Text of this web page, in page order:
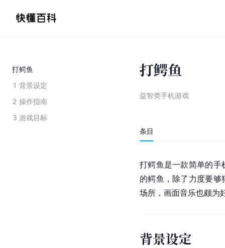
打鳄鱼
1 背景设定
2 操作指南
3 游戏目标
打鳄鱼
益智类手机游戏
条目
打鳄鱼是一款简单的手
的鳄鱼，除了力度要
场所，画面音乐也颇为
背景设定